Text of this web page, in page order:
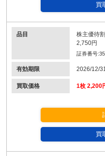
買
品目
株主優待
2,750円
証券番号
有効期限 2026/12/
買取価格 1枚 2,200
買